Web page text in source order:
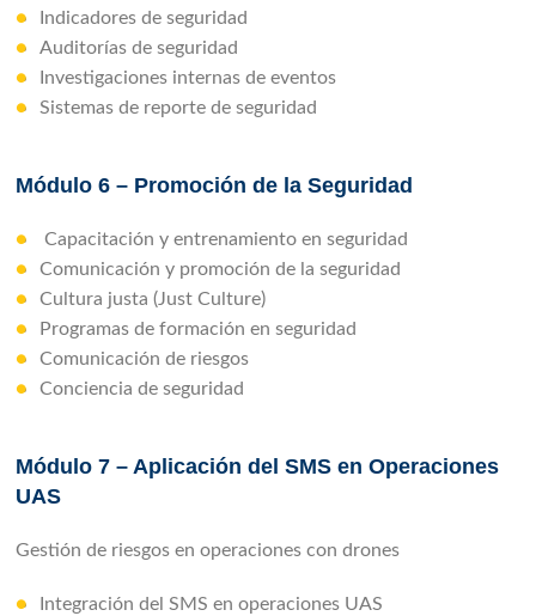
Indicadores de seguridad
Auditorías de seguridad
Investigaciones internas de eventos
Sistemas de reporte de seguridad
Módulo 6 – Promoción de la Seguridad
Capacitación y entrenamiento en seguridad
Comunicación y promoción de la seguridad
Cultura justa (Just Culture)
Programas de formación en seguridad
Comunicación de riesgos
Conciencia de seguridad
Módulo 7 – Aplicación del SMS en Operaciones
UAS
Gestión de riesgos en operaciones con drones
Integración del SMS en operaciones UAS